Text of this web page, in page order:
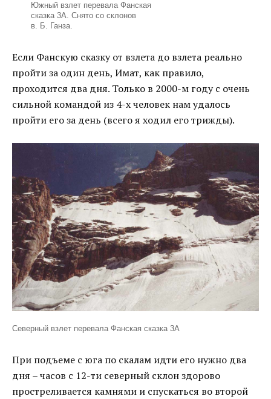
Южный взлет перевала Фанская
сказка 3А. Снято со склонов
в. Б. Ганза.
Если Фанскую сказку от взлета до взлета реально
пройти за один день, Имат, как правило,
проходится два дня. Только в 2000-м году с очень
сильной командой из 4-х человек нам удалось
пройти его за день (всего я ходил его трижды).
Северный взлет перевала Фанская сказка 3А
При подъеме с юга по скалам идти его нужно два
дня – часов с 12-ти северный склон здорово
простреливается камнями и спускаться во второй